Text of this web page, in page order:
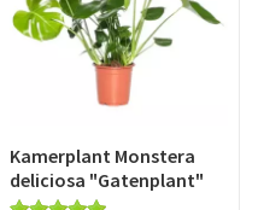
Kamerplant Monstera
deliciosa "Gatenplant"